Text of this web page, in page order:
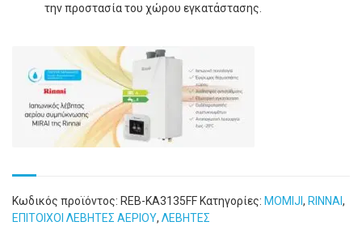
την προστασία του χώρου εγκατάστασης.
Κωδικός προϊόντος: REB-KA3135FF Κατηγορίες: MOMIJI , RINNAI,
ΕΠΙΤΟΙΧΟΙ ΛΕΒΗΤΕΣ ΑΕΡΙΟΥ, ΛΕΒΗΤΕΣ